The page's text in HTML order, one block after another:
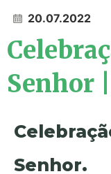
20.07.2022
Senhor
Senhor.